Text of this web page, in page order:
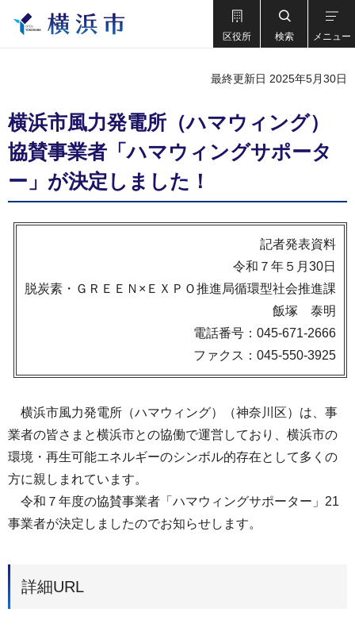
区役所 検索 メニュー
最終更新日 2025年5月30日
横浜市風力発電所（ハマウィング）
協賛事業者「ハマウィングサポータ
ー」が決定しました！
記者発表資料
令和７年５月30日
脱炭素・ＧＲＥＥＮ×ＥＸＰＯ推進局循環型社会推進課
飯塚 泰明
電話番号：045-671-2666
ファクス：045-550-3925
横浜市風力発電所（ハマウィング）（神奈川区）は、事
業者の皆さまと横浜市との協働で運営しており、横浜市の
環境・再生可能エネルギーのシンボル的存在として多くの
方に親しまれています。
令和７年度の協賛事業者「ハマウィングサポーター」21
事業者が決定しましたのでお知らせします。
詳細URL